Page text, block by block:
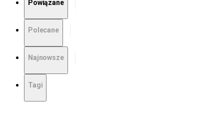
Powiązane
Polecane
Najnowsze
Tagi